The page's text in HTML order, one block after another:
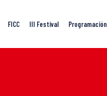
FICC III Festival Programación